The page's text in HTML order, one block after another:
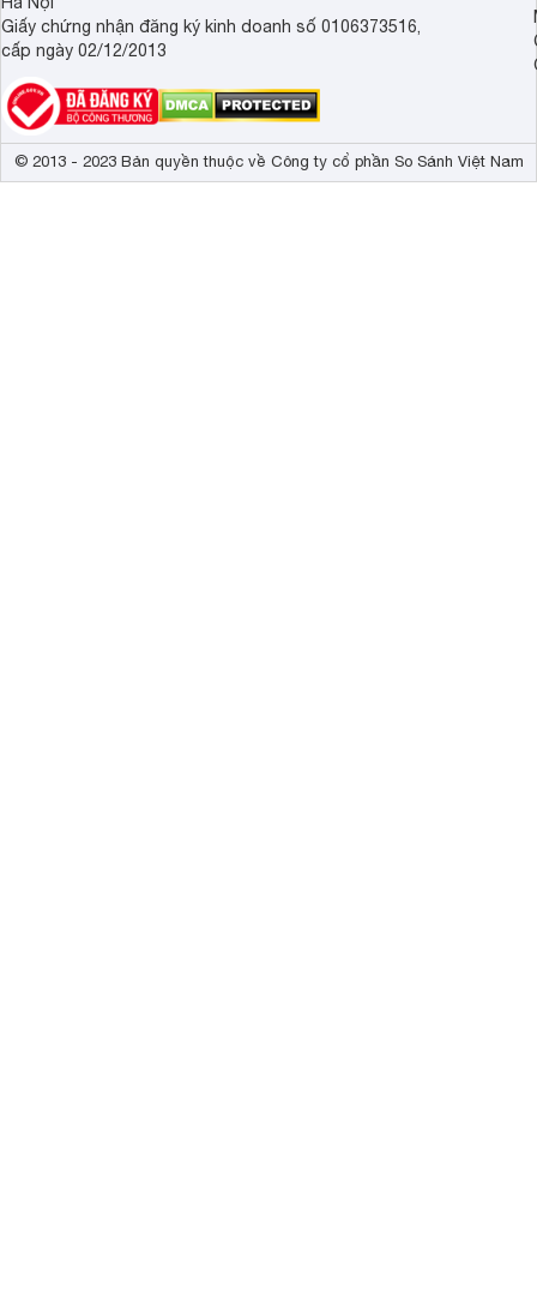
Giấy chứng nhận đăng ký kinh doanh số 0106373516,
cấp ngày 02/12/2013
© 2013 - 2023 Bản quyền thuộc về Công ty cổ phần So Sánh Việt Nam